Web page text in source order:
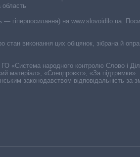
область
— гіперпосилання) на www.slovoidilo.ua.
стан виконання цих обіцянок, зібрана й
ГО «Система народного контролю Слово і
матеріал», «Спецпроєкт», «За підтримки».
законодавством відповідальність за